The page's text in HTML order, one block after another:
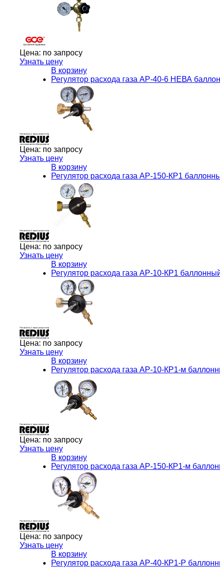
Цена: по запросу
Узнать цену
В корзину
Регулятор расхода газа АР-40-6 НЕВА
Цена: по запросу
Узнать цену
В корзину
Регулятор расхода газа АР-150-КР1
Цена: по запросу
Узнать цену
В корзину
Регулятор расхода газа АР-10-КР1
Цена: по запросу
Узнать цену
В корзину
Регулятор расхода газа АР-10-КР1-м
Цена: по запросу
Узнать цену
В корзину
Регулятор расхода газа АР-150-КР1-м
Цена: по запросу
Узнать цену
В корзину
Регулятор расхода газа АР-40-КР1-Р